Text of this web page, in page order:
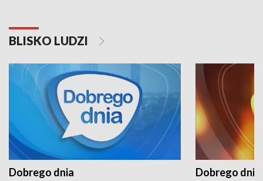
BLISKO LUDZI
Dobrego dnia Dobrego dnia